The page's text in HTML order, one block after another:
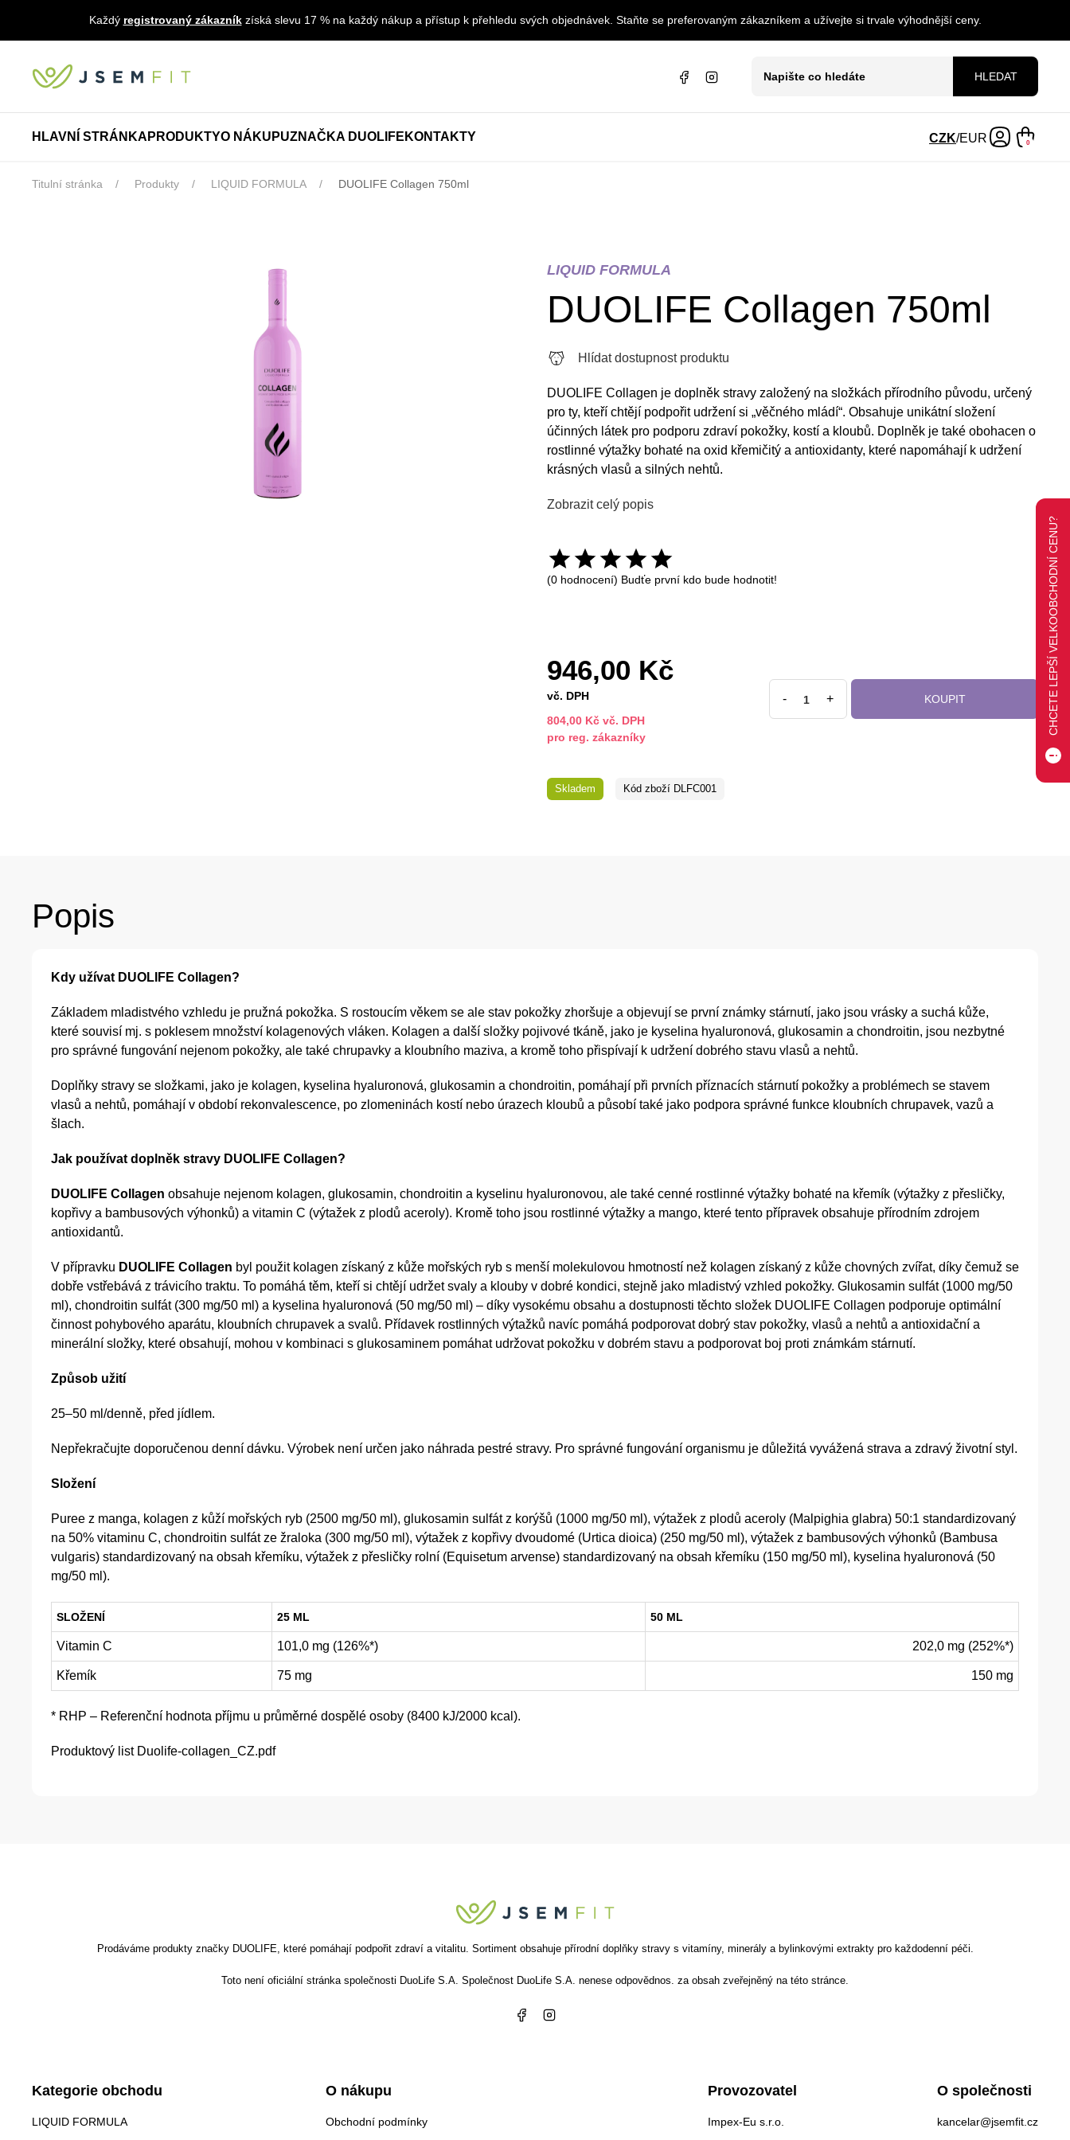
Každý registrovaný zákazníkzíská slevu 17 % na každý nákup a přístup k přehledu svých objednávek. Staňte se preferovaným zákazníkem a užívejte si trvale výhodnější ceny.
HLEDAT
HLAVNÍ STRÁNKA PRODUKTYO NÁKUPUZNAČKA DUOLIFE KONTAKTY CZK/EUR 0
Titulní stránka Produkty LIQUID FORMULA DUOLIFE Collagen 750ml
LIQUID FORMULA
DUOLIFE Collagen 750ml
Hlídat dostupnost produktu
DUOLIFE Collagen je doplněk stravy založený na složkách přírodního původu, určený
pro ty, kteří chtějí podpořit udržení si „věčného mládí“. Obsahuje unikátní složení
účinných látek pro podporu zdraví pokožky, kostí a kloubů. Doplněk je také obohacen o
rostlinné výtažky bohaté na oxid křemičitý a antioxidanty, které napomáhají k udržení
krásných vlasů a silných nehtů.
Zobrazit celý popis
(0 hodnocení) Budťe první kdo bude hodnotit!
946,00 Kč
vč. DPH
804,00 Kč vč. DPH
pro reg. zákazníky
- + KOUPIT
Skladem Kód zboží DLFC001
Popis
Kdy užívat DUOLIFE Collagen?
Základem mladistvého vzhledu je pružná pokožka. S rostoucím věkem se ale stav pokožky zhoršuje a objevují se první známky stárnutí, jako jsou vrásky a suchá kůže,
které souvisí mj. s poklesem množství kolagenových vláken. Kolagen a další složky pojivové tkáně, jako je kyselina hyaluronová, glukosamin a chondroitin, jsou nezbytné
pro správné fungování nejenom pokožky, ale také chrupavky a kloubního maziva, a kromě toho přispívají k udržení dobrého stavu vlasů a nehtů.
Doplňky stravy se složkami, jako je kolagen, kyselina hyaluronová, glukosamin a chondroitin, pomáhají při prvních příznacích stárnutí pokožky a problémech se stavem
vlasů a nehtů, pomáhají v období rekonvalescence, po zlomeninách kostí nebo úrazech kloubů a působí také jako podpora správné funkce kloubních chrupavek, vazů a
šlach.
Jak používat doplněk stravy DUOLIFE Collagen?
DUOLIFE Collagen obsahuje nejenom kolagen, glukosamin, chondroitin a kyselinu hyaluronovou, ale také cenné rostlinné výtažky bohaté na křemík (výtažky z přesličky,
kopřivy a bambusových výhonků) a vitamin C (výtažek z plodů aceroly). Kromě toho jsou rostlinné výtažky a mango, které tento přípravek obsahuje přírodním zdrojem
antioxidantů.
V přípravku DUOLIFE Collagen byl použit kolagen získaný z kůže mořských ryb s menší molekulovou hmotností než kolagen získaný z kůže chovných zvířat, díky čemuž se
dobře vstřebává z trávicího traktu. To pomáhá těm, kteří si chtějí udržet svaly a klouby v dobré kondici, stejně jako mladistvý vzhled pokožky. Glukosamin sulfát (1000 mg/50
ml), chondroitin sulfát (300 mg/50 ml) a kyselina hyaluronová (50 mg/50 ml) – díky vysokému obsahu a dostupnosti těchto složek DUOLIFE Collagen podporuje optimální
činnost pohybového aparátu, kloubních chrupavek a svalů. Přídavek rostlinných výtažků navíc pomáhá podporovat dobrý stav pokožky, vlasů a nehtů a antioxidační a
minerální složky, které obsahují, mohou v kombinaci s glukosaminem pomáhat udržovat pokožku v dobrém stavu a podporovat boj proti známkám stárnutí.
Způsob užití
25–50 ml/denně, před jídlem.
Nepřekračujte doporučenou denní dávku. Výrobek není určen jako náhrada pestré stravy. Pro správné fungování organismu je důležitá vyvážená strava a zdravý životní styl.
Složení
Puree z manga, kolagen z kůží mořských ryb (2500 mg/50 ml), glukosamin sulfát z korýšů (1000 mg/50 ml), výtažek z plodů aceroly (Malpighia glabra) 50:1 standardizovaný
na 50% vitaminu C, chondroitin sulfát ze žraloka (300 mg/50 ml), výtažek z kopřivy dvoudomé (Urtica dioica) (250 mg/50 ml), výtažek z bambusových výhonků (Bambusa
vulgaris) standardizovaný na obsah křemíku, výtažek z přesličky rolní (Equisetum arvense) standardizovaný na obsah křemíku (150 mg/50 ml), kyselina hyaluronová (50
mg/50 ml).
SLOŽENÍ 25 ML 50 ML
Vitamin C 101,0 mg (126%*) 202,0 mg (252%*)
Křemík 75 mg 150 mg
* RHP – Referenční hodnota příjmu u průměrné dospělé osoby (8400 kJ/2000 kcal).
Produktový list Duolife-collagen_CZ.pdf
Prodáváme produkty značky DUOLIFE, které pomáhají podpořit zdraví a vitalitu. Sortiment obsahuje přírodní doplňky stravy s vitamíny, minerály a bylinkovými extrakty pro každodenní péči.
Toto není oficiální stránka společnosti DuoLife S.A. Společnost DuoLife S.A. nenese odpovědnos. za obsah zveřejněný na této stránce.
Kategorie obchodu
LIQUID FORMULA
O nákupu
Obchodní podmínky
Provozovatel
Impex-Eu s.r.o.
O společnosti
kancelar@jsemfit.cz
CHCETE LEPŠÍ VELKOOBCHODNÍ CENU?